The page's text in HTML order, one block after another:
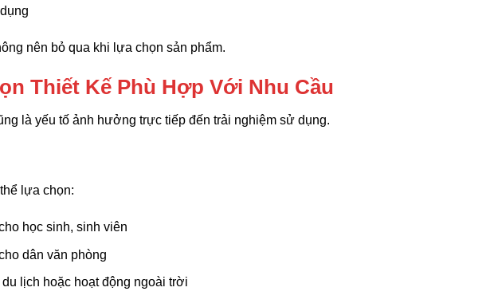
nên bỏ qua khi lựa chọn sản phẩm.
Thiết Kế Phù Hợp Với Nhu Cầu
là yếu tố ảnh hưởng trực tiếp đến trải nghiệm sử dụng.
lựa chọn:
học sinh, sinh viên
dân văn phòng
lịch hoặc hoạt động ngoài trời